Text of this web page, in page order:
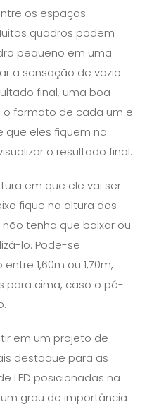
os espaços
quadros podem
pequeno em uma
a sensação de vazio.
final, uma boa
formato de cada um e
que eles fiquem na
o resultado final.
em que ele vai ser
fique na altura dos
tenha que baixar ou
lo. Pode-se
1,60m ou 1,70m,
para cima, caso o pé-
em um projeto de
destaque para as
LED posicionadas na
grau de importância